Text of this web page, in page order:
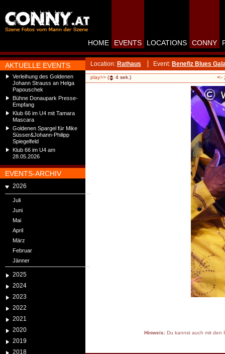
AKTUELLE EVENTS
Verleihung des Goldenen
Johann Strauss an Helga
Papouschek
Bühne Donaupark Presse-
Empfang
Klub 66 im U4 mit Tamara
Mascara
Goldenen Spargel für Mike
Süsser&Johann-Philipp
Spiegelfeld
Klub 66 im U4 am
28.05.2026
EVENTS-ARCHIV
2026
Juli
Juni
Mai
April
März
Februar
Jänner
2025
2024
2023
2022
2021
2020
2019
2018
HOME EVENTS LOCATIONS CONNY
Location: Rathaus Event: Benefiz Blues
play>> ( 4 sek.) <-
Hinweis:Du kannst auch mit den